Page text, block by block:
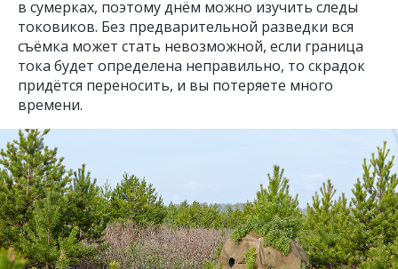
в сумерках, поэтому днём можно изучить следы
токовиков. Без предварительной разведки вся
съёмка может стать невозможной, если граница
тока будет определена неправильно, то скрадок
придётся переносить, и вы потеряете много
времени.